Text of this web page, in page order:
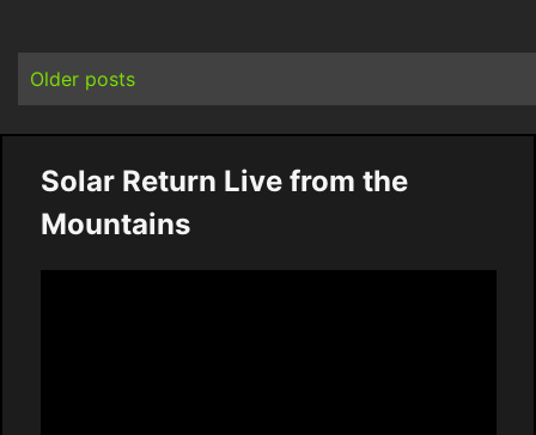
navigation
Older posts
Solar Return Live from the
Mountains